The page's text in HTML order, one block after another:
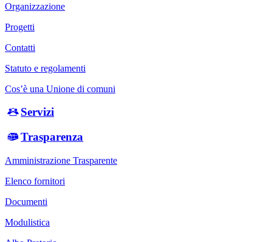
Organizzazione
Progetti
Contatti
Statuto e regolamenti
Cos’è una Unione di comuni
Servizi
Trasparenza
Amministrazione Trasparente
Elenco fornitori
Documenti
Modulistica